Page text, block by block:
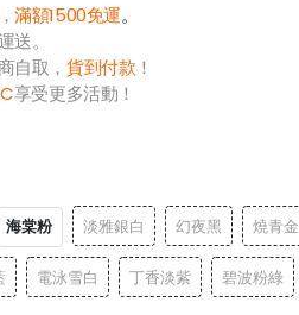
滿額1500免運。
送。
自取，貨到付款 ！
享受更多活動！
海棠粉 淡雅銀白 幻夜黑 燒青金
電泳雪白 丁香淡紫 碧波粉綠